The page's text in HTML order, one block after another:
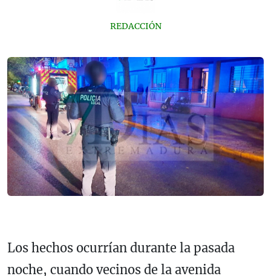
REDACCIÓN
Los hechos ocurrían durante la pasada
noche, cuando vecinos de la avenida